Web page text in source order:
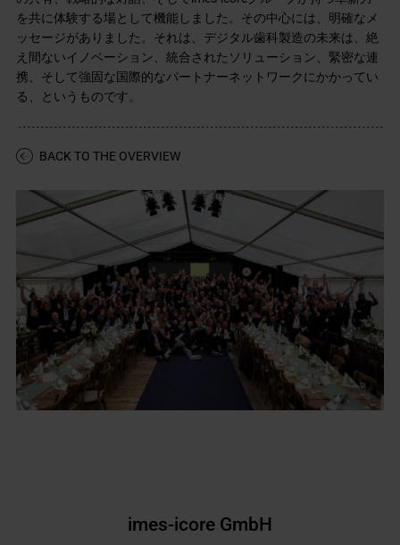
を共に体験する場として機能しました。その中心には、明確なメ
ッセージがありました。それは、デジタル歯科製造の未来は、絶
え間ないイノベーション、統合されたソリューション、緊密な連
携、そして強固な国際的なパートナーネットワークにかかってい
る、というものです。
BACK TO THE OVERVIEW
imes-icore GmbH